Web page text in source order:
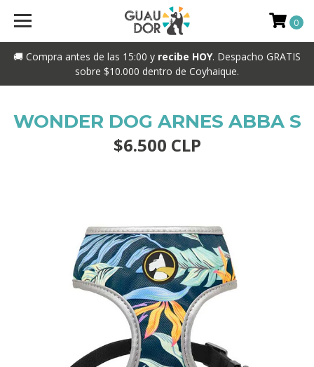
🚚 Compra antes de las 15:00 y recibe HOY. Despacho GRATIS
sobre $10.000 dentro de Coyhaique.
0
WONDER DOG ARNES ABBA S
$6.500 CLP